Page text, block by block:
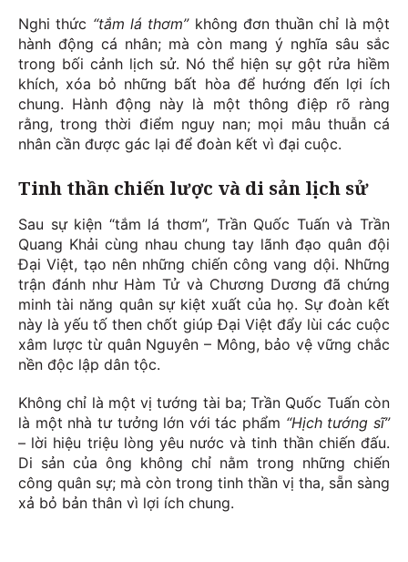
Nghi thức “tắm lá thơm”không đơn thuần chỉ là một
hành động cá nhân; mà còn mang ý nghĩa sâu sắc
trong bối cảnh lịch sử. Nó thể hiện sự gột rửa hiềm
khích, xóa bỏ những bất hòa để hướng đến lợi ích
chung. Hành động này là một thông điệp rõ ràng
rằng, trong thời điểm nguy nan; mọi mâu thuẫn cá
nhân cần được gác lại để đoàn kết vì đại cuộc.
Tinh thần chiến lược và di sản lịch sử
Sau sự kiện “tắm lá thơm”, Trần Quốc Tuấn và Trần
Quang Khải cùng nhau chung tay lãnh đạo quân đội
Đại Việt, tạo nên những chiến công vang dội. Những
trận đánh như Hàm Tử và Chương Dương đã chứng
minh tài năng quân sự kiệt xuất của họ. Sự đoàn kết
này là yếu tố then chốt giúp Đại Việt đẩy lùi các cuộc
xâm lược từ quân Nguyên – Mông, bảo vệ vững chắc
nền độc lập dân tộc.
Không chỉ là một vị tướng tài ba; Trần Quốc Tuấn còn
là một nhà tư tưởng lớn với tác phẩm “Hịch tướng sĩ”
– lời hiệu triệu lòng yêu nước và tinh thần chiến đấu.
Di sản của ông không chỉ nằm trong những chiến
công quân sự; mà còn trong tinh thần vị tha, sẵn sàng
xả bỏ bản thân vì lợi ích chung.